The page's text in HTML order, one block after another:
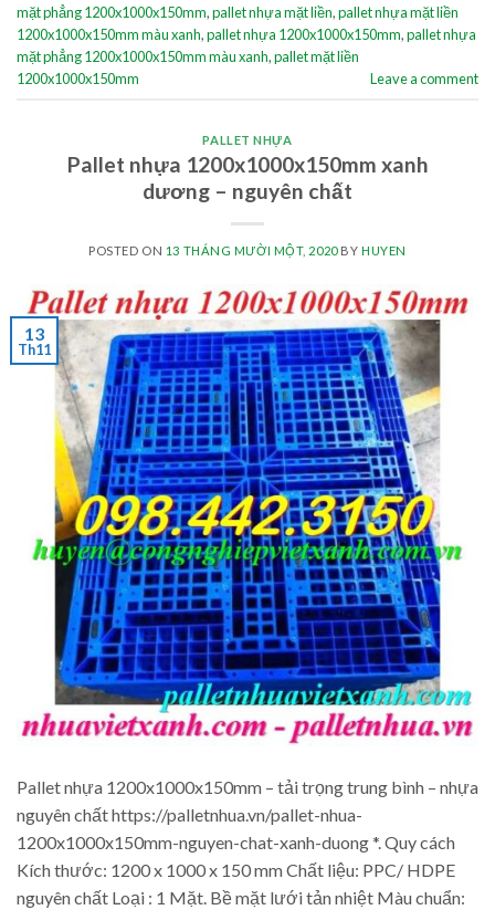
mặt phẳng 1200x1000x150mm,pallet nhựa mặt liền,pallet nhựa mặt liền
1200x1000x150mm màu xanh,pallet nhựa 1200x1000x150mm,pallet nhựa
mặt phẳng 1200x1000x150mm màu xanh,pallet mặt liền
1200x1000x150mm
Leave a comment
PALLET NHỰA
Pallet nhựa 1200x1000x150mm xanh
dương – nguyên chất
POSTED ON 13 THÁNG MƯỜI MỘT, 2020BY HUYEN
13
Th11
Pallet nhựa 1200x1000x150mm – tải trọng trung bình – nhựa
nguyên chất https://palletnhua.vn/pallet-nhua-
1200x1000x150mm-nguyen-chat-xanh-duong *. Quy cách
Kích thước: 1200 x 1000 x 150 mm Chất liệu: PPC/ HDPE
nguyên chất Loại : 1 Mặt. Bề mặt lưới tản nhiệt Màu chuẩn: